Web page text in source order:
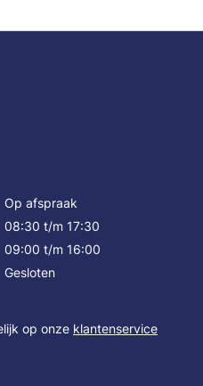
Op afspraak
08:30 t/m 17:30
09:00 t/m 16:00
Gesloten
op onze klantenservice